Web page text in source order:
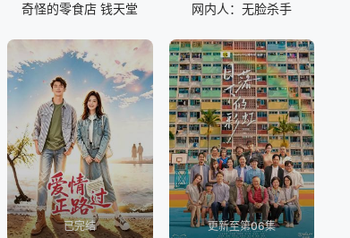
奇怪的零食店 钱天堂 网内人：无脸杀手
已完结 更新至第06集